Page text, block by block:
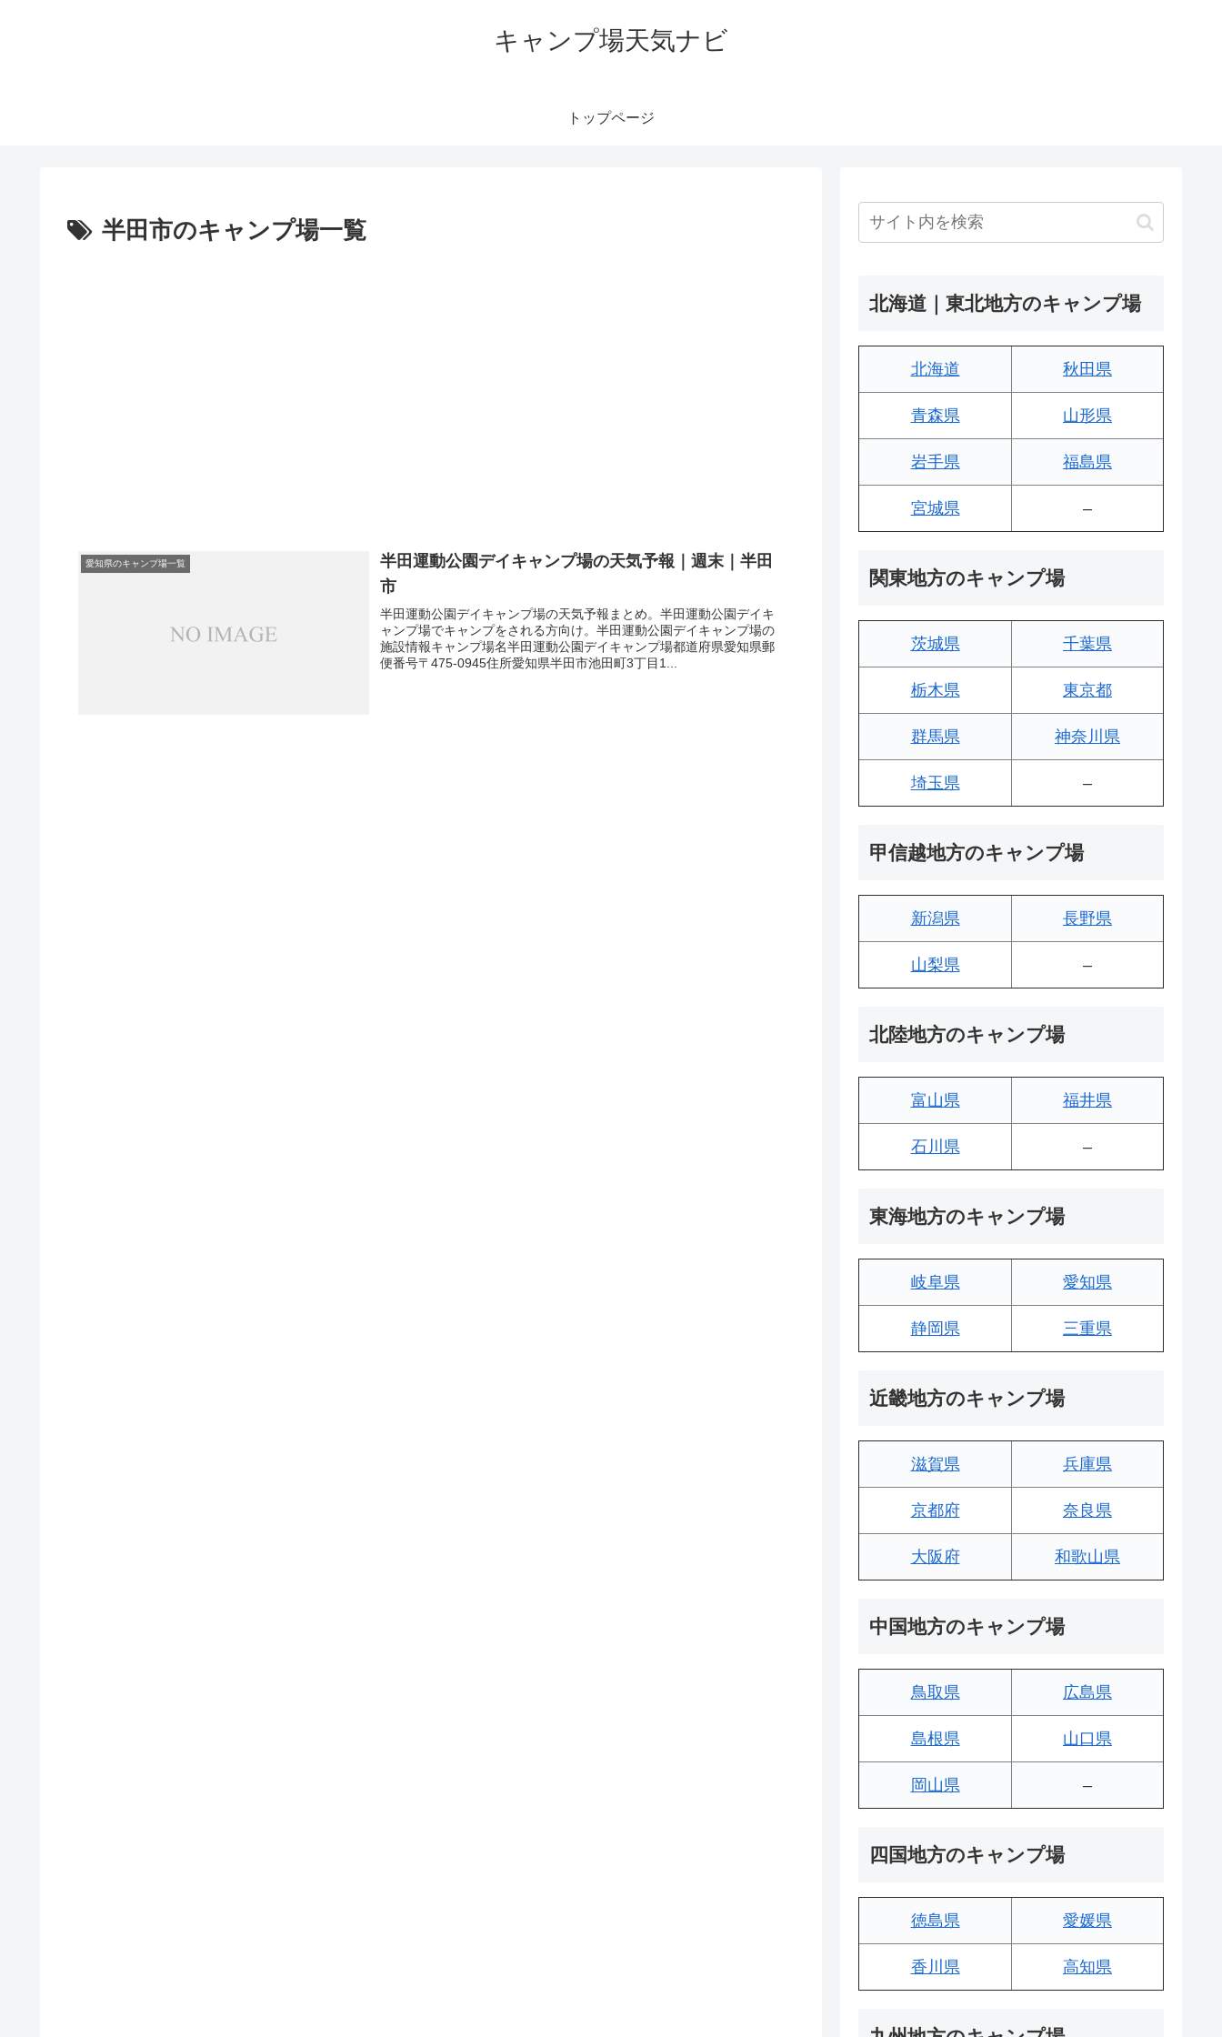
キャンプ場天気ナビ
トップページ
半田市のキャンプ場一覧
愛知県のキャンプ場一覧
半田運動公園デイキャンプ場の天気予報｜週末｜半田
市
半田運動公園デイキャンプ場の天気予報まとめ。半田運動公園デイキ
ャンプ場でキャンプをされる方向け。半田運動公園デイキャンプ場の
施設情報キャンプ場名半田運動公園デイキャンプ場都道府県愛知県郵
便番号〒475-0945住所愛知県半田市池田町3丁目1...
北海道｜東北地方のキャンプ場
北海道 秋田県
青森県 山形県
岩手県 福島県
宮城県 –
関東地方のキャンプ場
茨城県 千葉県
栃木県 東京都
群馬県 神奈川県
埼玉県 –
甲信越地方のキャンプ場
新潟県 長野県
山梨県 –
北陸地方のキャンプ場
富山県 福井県
石川県 –
東海地方のキャンプ場
岐阜県 愛知県
静岡県 三重県
近畿地方のキャンプ場
滋賀県 兵庫県
京都府 奈良県
大阪府 和歌山県
中国地方のキャンプ場
鳥取県 広島県
島根県 山口県
岡山県 –
四国地方のキャンプ場
徳島県 愛媛県
香川県 高知県